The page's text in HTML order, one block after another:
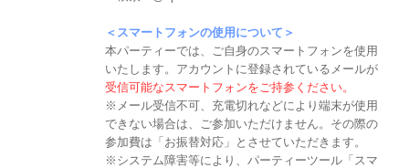
＜スマートフォンの使用について＞
本パーティーでは、ご自身のスマートフォンを使用
いたします。アカウントに登録されているメールが
受信可能なスマートフォンをご持参ください。
※メール受信不可、充電切れなどにより端末が使用
できない場合は、ご参加いただけません。その際の
参加費は「お振替対応」とさせていただきます。
※システム障害等により、パーティーツール「スマ